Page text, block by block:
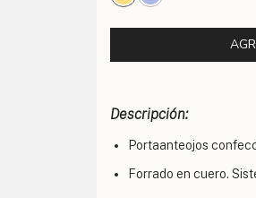
Descripción:
Portaanteojos
Forrado en cuero.